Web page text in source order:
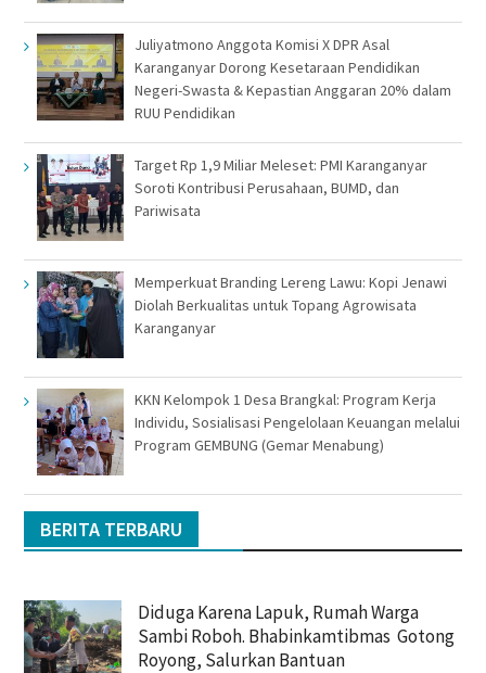
Juliyatmono Anggota Komisi X DPR Asal
Karanganyar Dorong Kesetaraan Pendidikan
Negeri-Swasta & Kepastian Anggaran 20% dalam
RUU Pendidikan
Target Rp 1,9 Miliar Meleset: PMI Karanganyar
Soroti Kontribusi Perusahaan, BUMD, dan
Pariwisata
Memperkuat Branding Lereng Lawu: Kopi Jenawi
Diolah Berkualitas untuk Topang Agrowisata
Karanganyar
KKN Kelompok 1 Desa Brangkal: Program Kerja
Individu, Sosialisasi Pengelolaan Keuangan melalui
Program GEMBUNG (Gemar Menabung)
BERITA TERBARU
Diduga Karena Lapuk, Rumah Warga
Sambi Roboh. Bhabinkamtibmas Gotong
Royong, Salurkan Bantuan